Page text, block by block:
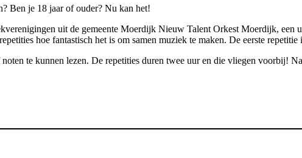
Ben je 18 jaar of ouder? Nu kan het!
uit de gemeente Moerdijk Nieuw Talent Orkest Moerdijk, een
hoe fantastisch het is om samen muziek te maken. De eerste repetitie
te kunnen lezen. De repetities duren twee uur en die vliegen voorbij!